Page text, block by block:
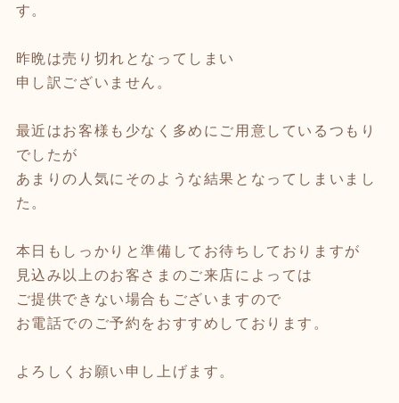
す。
昨晩は売り切れとなってしまい
申し訳ございません。
最近はお客様も少なく多めにご用意しているつもり
でしたが
あまりの人気にそのような結果となってしまいまし
た。
本日もしっかりと準備してお待ちしておりますが
見込み以上のお客さまのご来店によっては
ご提供できない場合もございますので
お電話でのご予約をおすすめしております。
よろしくお願い申し上げます。